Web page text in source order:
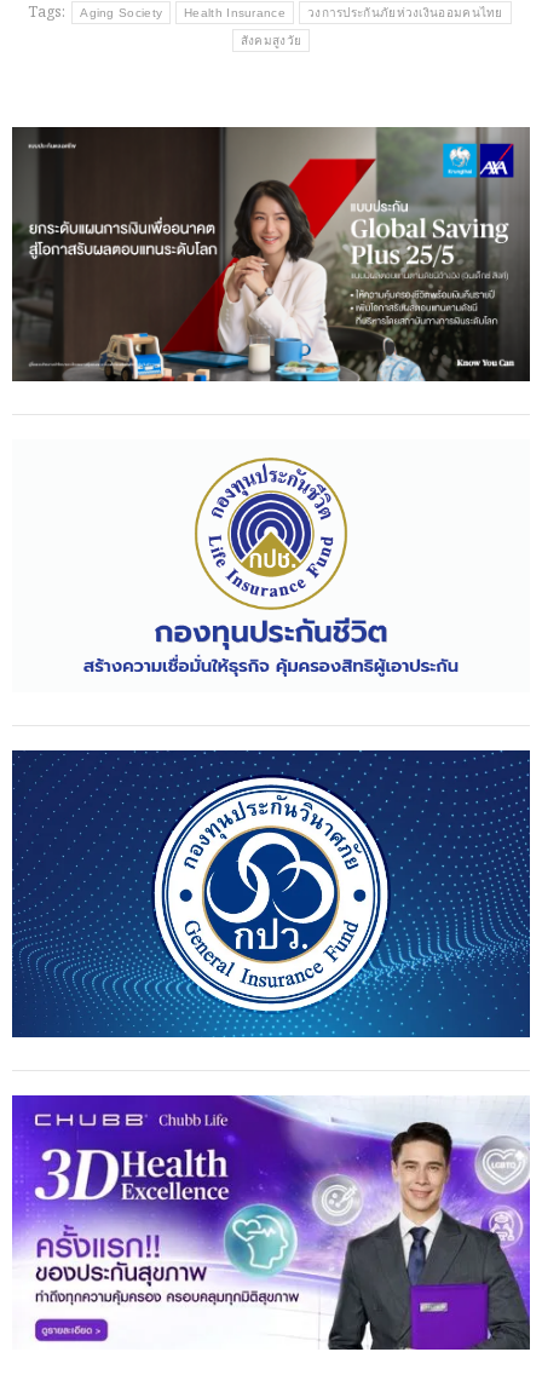
Tags:
Aging Society Health Insurance วงการประกันภัยห่วงเงินออมคนไทย
สังคมสูงวัย